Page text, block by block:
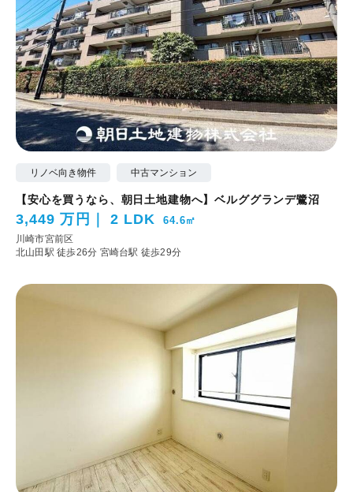
リノベ向き物件 中古マンション
【安心を買うなら、朝日土地建物へ】ベルググランデ鷺沼
3,449 万円 2 LDK 64.6㎡
川崎市宮前区
北山田駅 徒歩26分 宮崎台駅 徒歩29分